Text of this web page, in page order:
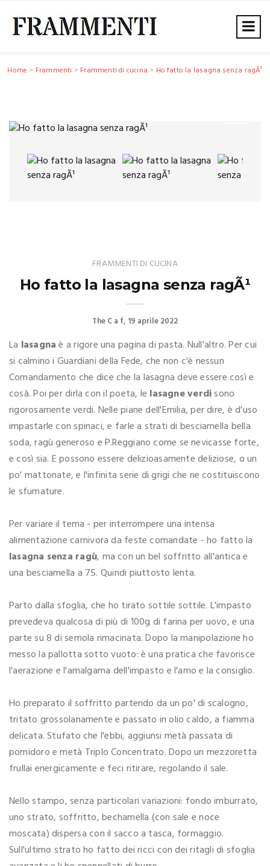
Home > Frammenti > Frammenti di cucina > Ho fatto la lasagna senza ragÃ¹
FRAMMENTI DI CUCINA
Ho fatto la lasagna senza ragÃ¹
The C a f 19 aprile 2022
La lasagnaè a rigore una pagina di pasta. Null'altro. Per cui
si calmino i Guardiani della Fede, che non c'è nessun
Comandamento che dice che la lasagna deve essere così e
cosà. Poi per dirla con il poeta, le lasagne verdisono
rigorosamente verdi. Nelle piane dell'Emilia, per dire, è d'uso
impastarle con spinaci, e farle a strati di besciamella bella
soda, ragù generoso e P.Reggiano come se nevicasse forte,
e così sia. E possono essere delizioasamente deliziose, o un
po' mattonate, e l'infinita serie di grigi che ne costituiscono
le sfumature.
Per variare il tema - per interrompere una intensa
alimentazione carnivora da feste comandate - ho fatto la
lasagna senza ragù, ma con un bel soffritto all'antica e
una besciamella a 75. Quindi piuttosto lenta.
Parto dalla sfoglia, che ho tirato sottile sottile. L'impasto
prevedeva qualcosa di più di 100g di farina per uovo, e una
parte su 8 di semola rimacinata. Dopo la manipolazione ho
messo la pallotta sotto vuoto: è una pratica che favorisce
l'aerazione e l'amalgama dell'impasto e l'amo e la consiglio.
Ho preparato il soffritto partendo da un po' di scalogno,
tritato grossolanamente e passato in olio caldo, a fiamma
delicata. Stufato che l'ebbi, aggiunsi metà passata di
pomidoro e metà Triplo Concentrato. Dopo un mezzoretta
frullai energicamente e feci ritirare, regolando il sale.
Nello stampo, senza particolari variazioni: fondo imburrato,
uno strato, soffritto, bechamella (con sale e noce
moscata) dispersa con il sacco a tasca, formaggio.
Sull'ultimo strato ho fatto dei ricci con dei ritagli di sfoglia